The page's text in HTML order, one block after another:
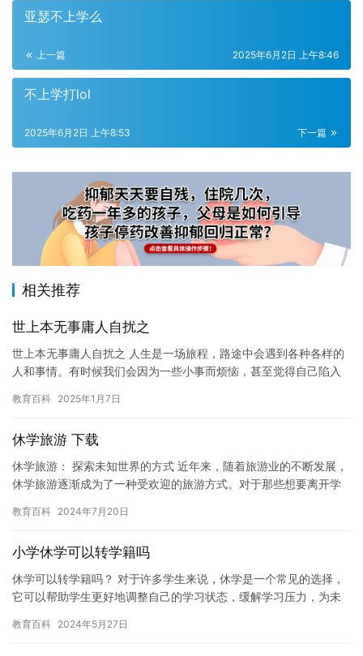
亚瑟不上学么
上一篇 2025年6月2日 上午8:46
不上学打lol
下一篇
2025年6月2日 上午8:53
相关推荐
世上本无事庸人自扰之
世上本无事庸人自扰之 人生是一场旅程，路途中会遇到各种各样的
人和事情。有时候我们会因为一些小事而烦恼，甚至觉得自己陷入
扰而…
教育百科 2025年1月7日
休学旅游 下载
休学旅游： 探索未知世界的方式 近年来，随着旅游业的不断发展，
休学旅游逐渐成为了一种受欢迎的旅游方式。对于那些想要离开学
学…
教育百科 2024年7月20日
小学休学可以转学籍吗
休学可以转学籍吗？ 对于许多学生来说，休学是一个常见的选择，
它可以帮助学生更好地调整自己的学习状态，缓解学习压力，为未
注的…
教育百科 2024年5月27日